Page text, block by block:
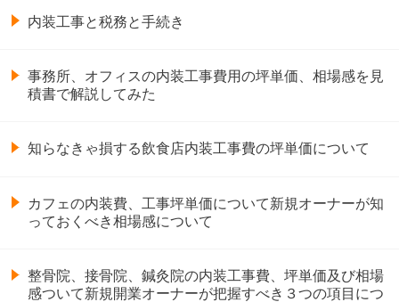
内装工事と税務と手続き
事務所、オフィスの内装工事費用の坪単価、相場感を見
積書で解説してみた
知らなきゃ損する飲食店内装工事費の坪単価について
カフェの内装費、工事坪単価について新規オーナーが知
っておくべき相場感について
整骨院、接骨院、鍼灸院の内装工事費、坪単価及び相場
感ついて新規開業オーナーが把握すべき３つの項目につ